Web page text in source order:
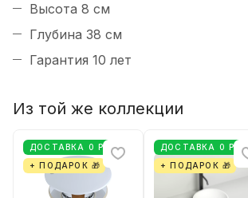
Высота 8 см
Глубина 38 см
Гарантия 10 лет
Из той же коллекции
ДОСТАВКА 0 РУБ
+ ПОДАРОК 🎁
ДОСТАВКА 0 РУБ
+ ПОДАРОК 🎁